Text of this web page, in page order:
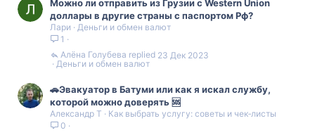
Можно ли отправить из Грузии с Western Union
доллары в другие страны с паспортом Рф?
Лари
Деньги и обмен валют
1
Деньги и обмен валют
23 Дек 2023
Алëна Голубева
🚗Эвакуатор в Батуми или как я искал службу,
которой можно доверять 🆘
Александр Т
Как выбрать услугу: советы и чек‑листы
0